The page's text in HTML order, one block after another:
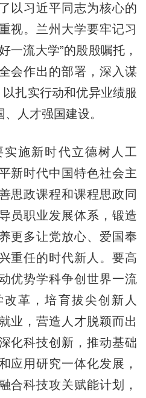
以习近平同志为核心的
视。兰州大学要牢记习
一流大学”的殷殷嘱托，
会作出的部署，深入谋
扎实行动和优异业绩服
人才强国建设。
施新时代立德树人工
新时代中国特色社会主
思政课程和课程思政同
员职业发展体系，锻造
更多让党放心、爱国奉
重任的时代新人。要高
优势学科争创世界一流
革，培育拔尖创新人
业，营造人才脱颖而出
化科技创新，推动基础
应用研究一体化发展，
合科技攻关赋能计划，